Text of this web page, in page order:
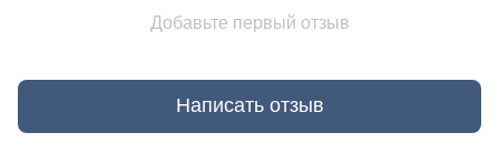
Добавьте первый отзыв
Написать отзыв